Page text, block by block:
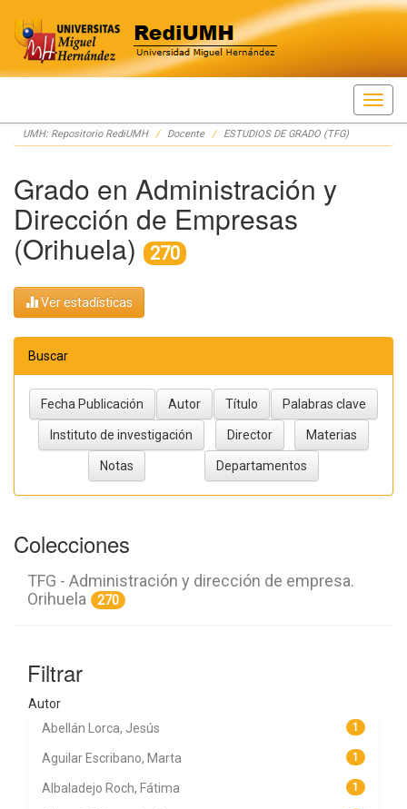
Skip
navigation
UMH: Repositorio RediUMH Docente ESTUDIOS DE GRADO (TFG)
Grado en Administración y
Dirección de Empresas
(Orihuela) 270
Ver estadísticas
Buscar
Colecciones
TFG - Administración y dirección de empresa.
Orihuela
270
Filtrar
Autor
1
Abellán Lorca, Jesús
1
Aguilar Escribano, Marta
1
Albaladejo Roch, Fátima